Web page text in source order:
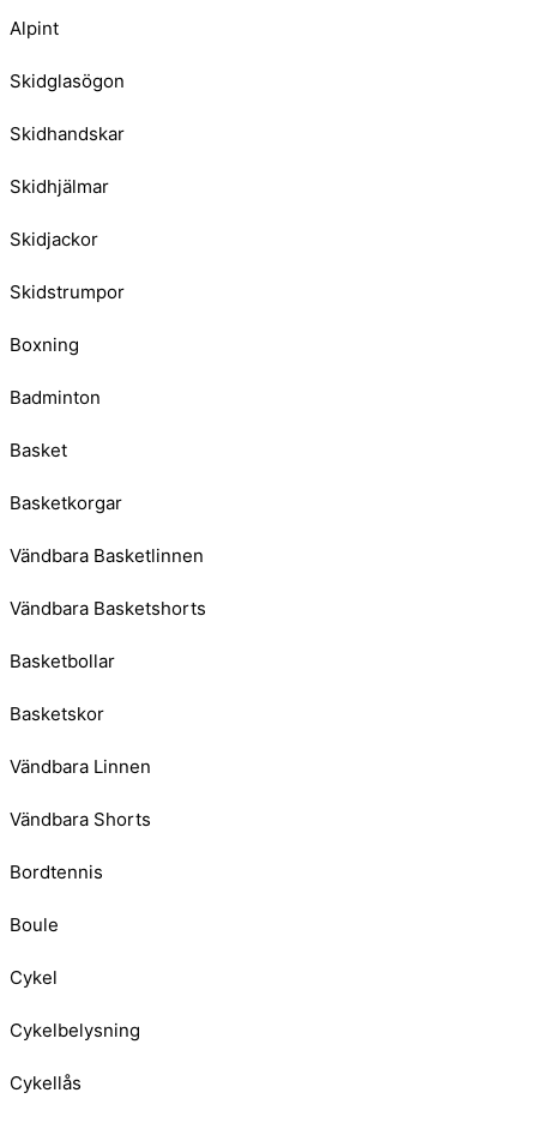
Alpint
Skidglasögon
Skidhandskar
Skidhjälmar
Skidjackor
Skidstrumpor
Boxning
Badminton
Basket
Basketkorgar
Vändbara Basketlinnen
Vändbara Basketshorts
Basketbollar
Basketskor
Vändbara Linnen
Vändbara Shorts
Bordtennis
Boule
Cykel
Cykelbelysning
Cykellås